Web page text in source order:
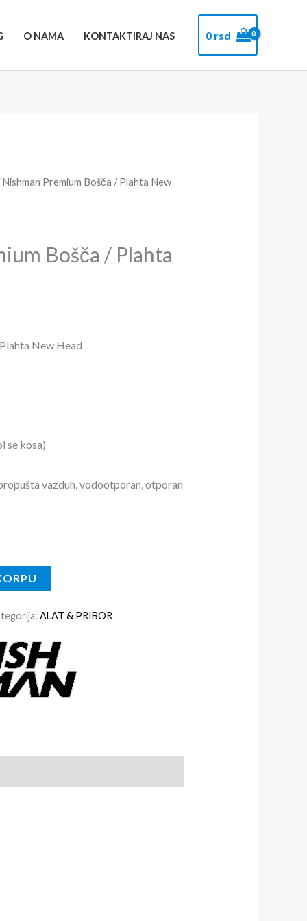
O NAMA KONTAKTIRAJ NAS 0 rsd
Premium Bošča / Plahta New
Bošča / Plahta
New Head
se kosa)
vazduh, vodootporan, otporan
ALAT & PRIBOR